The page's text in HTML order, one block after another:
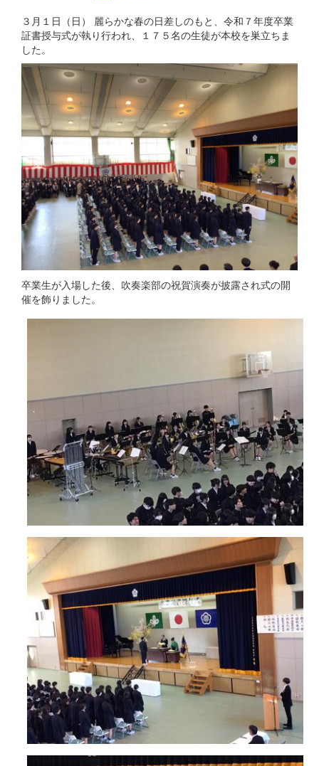
３月１日（日） 麗らかな春の日差しのもと、令和７年度卒業
証書授与式が執り行われ、１７５名の生徒が本校を巣立ちま
した。
卒業生が入場した後、吹奏楽部の祝賀演奏が披露され式の開
催を飾りました。